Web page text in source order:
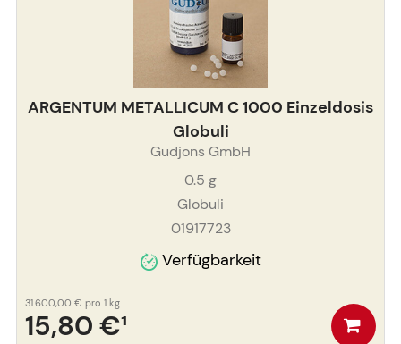
ARGENTUM METALLICUM C 1000 Einzeldosis
Globuli
Gudjons GmbH
0.5 g
Globuli
01917723
Verfügbarkeit
15,80 €¹
31.600,00 € pro 1 kg